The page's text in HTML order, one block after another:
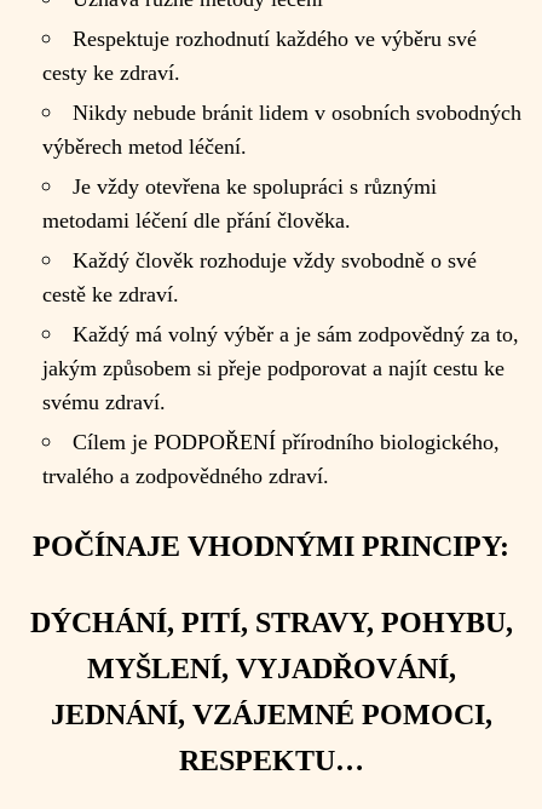
Respektuje rozhodnutí každého ve výběru své
cesty ke zdraví.
Nikdy nebude bránit lidem v osobních svobodných
výběrech metod léčení.
Je vždy otevřena ke spolupráci s různými
metodami léčení dle přání člověka.
Každý člověk rozhoduje vždy svobodně o své
cestě ke zdraví.
Každý má volný výběr a je sám zodpovědný za to,
jakým způsobem si přeje podporovat a najít cestu ke
svému zdraví.
Cílem je PODPOŘENÍ přírodního biologického,
trvalého a zodpovědného zdraví.
POČÍNAJE VHODNÝMI PRINCIPY:
DÝCHÁNÍ, PITÍ, STRAVY, POHYBU,
MYŠLENÍ, VYJADŘOVÁNÍ,
JEDNÁNÍ, VZÁJEMNÉ POMOCI,
RESPEKTU…